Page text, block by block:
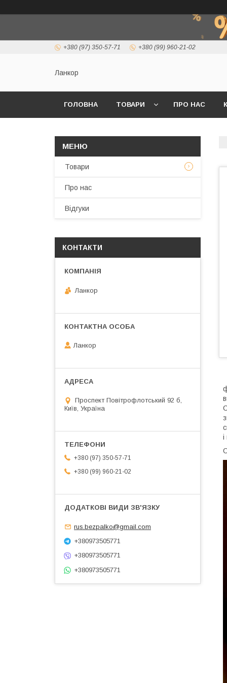
+380 (97) 350-57-71 +380 (99) 960-21-02
Ланкор
ГОЛОВНА ТОВАРИ ПРО НАС
Товари
Про нас
Відгуки
КОНТАКТИ
Ланкор
Ланкор
Проспект Повітрофлотський 92 б,
Київ, Україна
+380 (97) 350-57-71
+380 (99) 960-21-02
rus.bezpalko@gmail.com
+380973505771
+380973505771
+380973505771